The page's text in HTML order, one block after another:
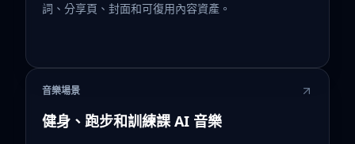
詞、分享頁、封面和可復用內容資產。
音樂場景
健身、跑步和訓練課 AI 音樂